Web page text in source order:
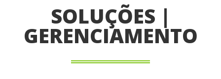
SOLUÇÕES |
GERENCIAMENTO